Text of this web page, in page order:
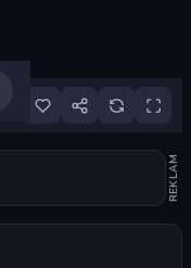
REKLAM